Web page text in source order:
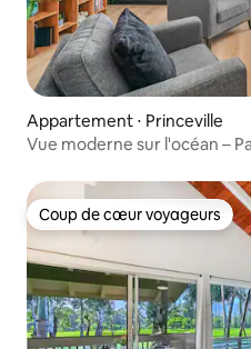
Appartement ⋅ Princeville
Vue moderne sur l'océan –
Coup de cœur voyageurs
Coup de cœur voyageurs